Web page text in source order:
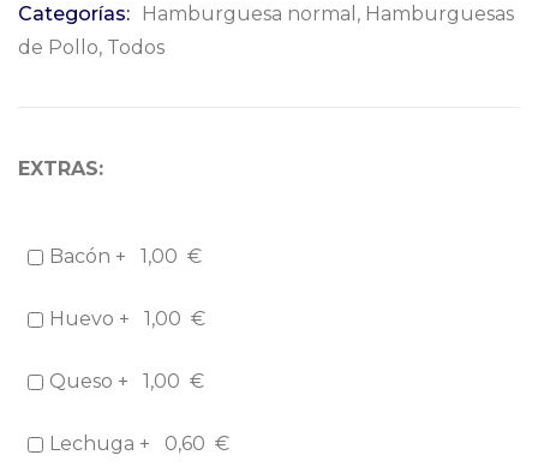
Categorías: Hamburguesa normal , Hamburguesas
de Pollo, Todos
EXTRAS:
Bacón + 1,00 €
Huevo + 1,00 €
Queso + 1,00 €
Lechuga + 0,60 €